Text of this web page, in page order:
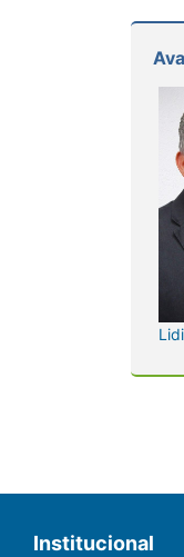
Institucional